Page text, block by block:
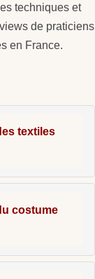
techniques et
de praticiens
en France.
textiles
costume